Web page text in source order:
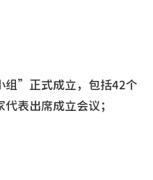
组”正式成立，包括42个
表出席成立会议；